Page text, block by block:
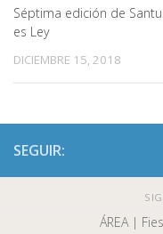
Séptima edición de
es Ley
DICIEMBRE 15, 2018
SEGUIR:
ÁREA |